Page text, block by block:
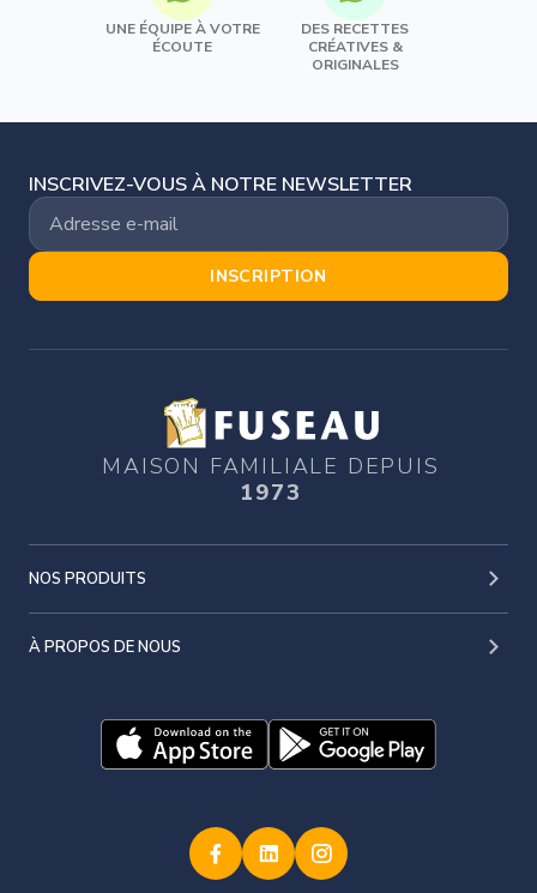
UNE ÉQUIPE À VOTRE
ÉCOUTE
DES RECETTES
CRÉATIVES &
ORIGINALES
INSCRIVEZ-VOUS À NOTRE NEWSLETTER
INSCRIPTION
MAISON FAMILIALE DEPUIS
1973
NOS PRODUITS
À PROPOS DE NOUS